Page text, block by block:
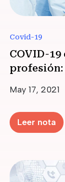
Covid-19
COVID-19
profesión:
Date
May 17, 2021
Leer nota